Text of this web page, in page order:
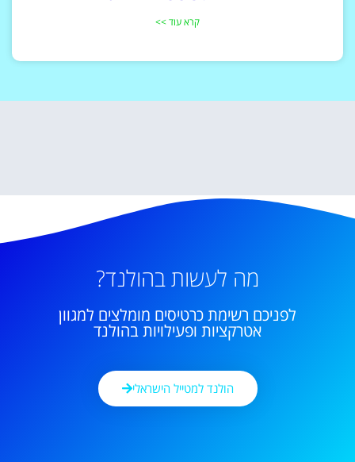
קרא עוד >>
מה לעשות בהולנד?
לפניכם רשימת כרטיסים מומלצים למגוון
אטרקציות ופעילויות בהולנד
הולנד למטייל הישראלי